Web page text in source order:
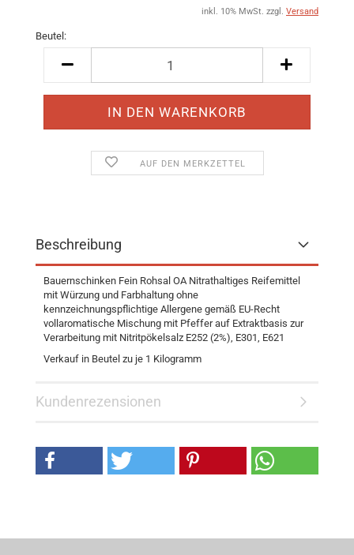
inkl. 10% MwSt. zzgl. Versand
Beutel:
AUF DEN MERKZETTEL
Beschreibung
Bauernschinken Fein Rohsal OA Nitrathaltiges Reifemittel
mit Würzung und Farbhaltung ohne
kennzeichnungspflichtige Allergene gemäß EU-Recht
vollaromatische Mischung mit Pfeffer auf Extraktbasis zur
Verarbeitung mit Nitritpökelsalz E252 (2%), E301, E621
Verkauf in Beutel zu je 1 Kilogramm
Kundenrezensionen